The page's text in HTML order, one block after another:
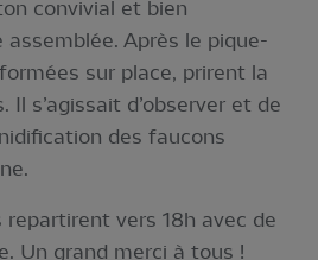
convivial et bien
Après le pique-
sur place, prirent la
Il s’agissait d’observer et de
des faucons
vers 18h avec de
Un grand merci à tous !